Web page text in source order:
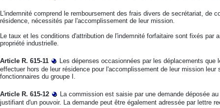
L'indemnité comprend le remboursement des frais divers de secrétariat, de
résidence, nécessités par l'accomplissement de leur mission.
Le taux et les conditions d'attribution de l'indemnité forfaitaire sont fixés par
propriété industrielle.
Article R. 615-11
Les dépenses occasionnées par les déplacements
effectuer hors de leur résidence pour l'accomplissement de leur mission
fonctionnaires du groupe I.
Article R. 615-12
La commission est saisie par une demande déposée
justifiant d'un pouvoir. La demande peut être également adressée par lettre